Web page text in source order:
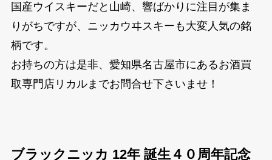
国産ウイスキーだと山崎、響ばかりに注目が集ま
りがちですが、ニッカウヰスキーも大変人気の銘
柄です。
お持ちの方は是非、愛知県名古屋市にあるお酒買
取専門店リカルまでお問合せ下さいませ！
ブラックニッカ 12年 誕生４０周年記念